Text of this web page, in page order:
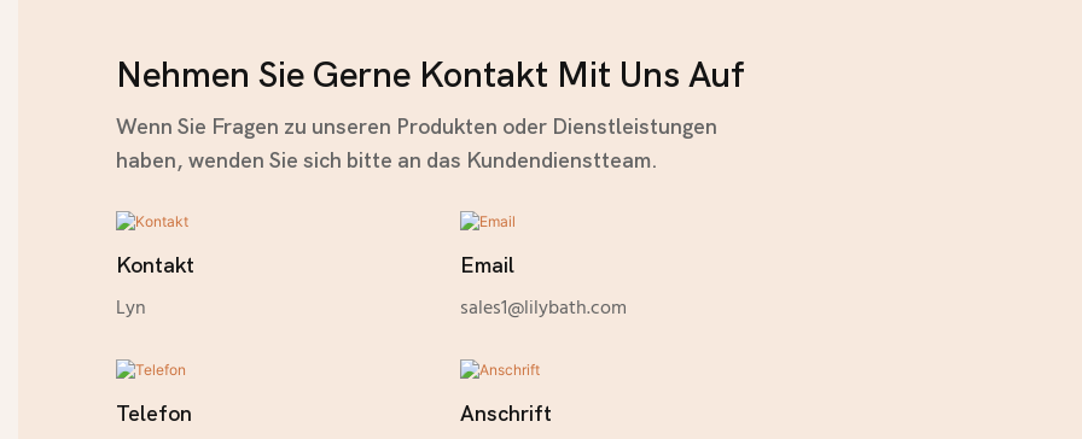
Nehmen Sie Gerne Kontakt Mit Uns Auf
Wenn Sie Fragen zu unseren Produkten oder Dienstleistungen
haben, wenden Sie sich bitte an das Kundendienstteam.
Kontakt
Lyn
Email
sales1@lilybath.com
Telefon Anschrift